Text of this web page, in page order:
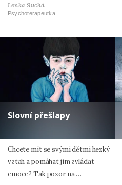
Lenka Suchá
Psychoterapeutka
Slovní přešlapy
Chcete mít se svými dětmi hezký
vztah a pomáhat jim zvládat
emoce? Tak pozor na …